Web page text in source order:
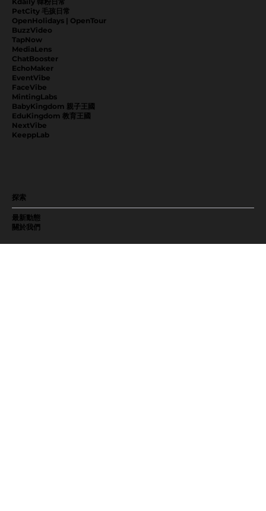
TapNow
MediaLens
ChatBooster
EchoMaker
EventVibe
FaceVibe
MintingLabs
BabyKingdom 親子王國
EduKingdom 教育王國
NextVibe
KeeppLab
PetCity 毛孩日常
OpenHolidays | OpenTour
BuzzVideo
探索
最新動態
關於我們